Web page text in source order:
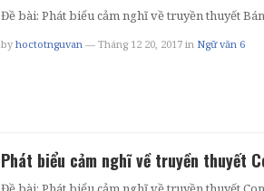
Đề bài: Phát biểu cảm nghĩ về truyền thuyết
by hoctotnguvan — Tháng 12 20, 2017 in Ngữ văn 6
Phát biểu cảm nghĩ về truyền thuyết